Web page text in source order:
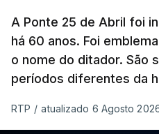
A Ponte 25 de Abril foi
há 60 anos. Foi
o nome do ditador. São
períodos diferentes da
RTP / atualizado 6 Agosto